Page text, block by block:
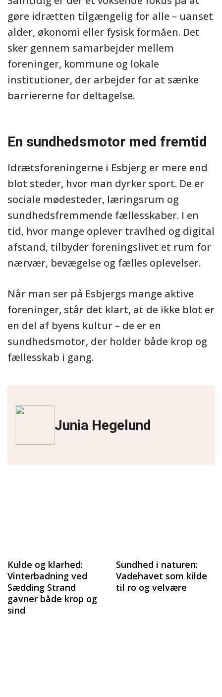
gøre idrætten tilgængelig for alle – uanset
alder, økonomi eller fysisk formåen. Det
sker gennem samarbejder mellem
foreninger, kommune og lokale
institutioner, der arbejder for at sænke
barriererne for deltagelse.
En sundhedsmotor med fremtid
Idrætsforeningerne i Esbjerg er mere end
blot steder, hvor man dyrker sport. De er
sociale mødesteder, læringsrum og
sundhedsfremmende fællesskaber. I en
tid, hvor mange oplever travlhed og digital
afstand, tilbyder foreningslivet et rum for
nærvær, bevægelse og fælles oplevelser.
Når man ser på Esbjergs mange aktive
foreninger, står det klart, at de ikke blot er
en del af byens kultur – de er en
sundhedsmotor, der holder både krop og
fællesskab i gang.
Junia Hegelund
Kulde og klarhed:
Vinterbadning ved
Sædding Strand
gavner både krop og
sind
Sundhed i naturen:
Vadehavet som kilde
til ro og velvære